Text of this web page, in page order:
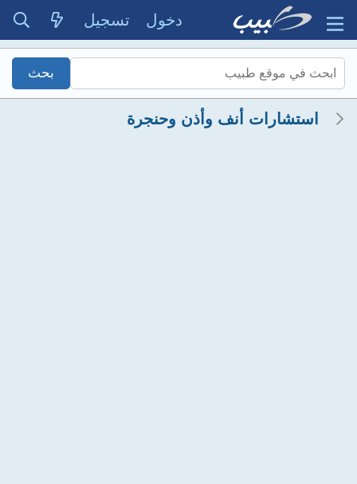
دخول تسجيل
استشارات أنف وأذن وحنجرة